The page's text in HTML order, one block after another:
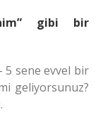
gibi bir
5 sene evvel bir
geliyorsunuz?